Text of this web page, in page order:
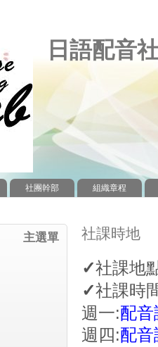
日語配音
社團幹部 組織章程
社課時地
✓社課地
✓社課時
週一:配
週四:配
主選單